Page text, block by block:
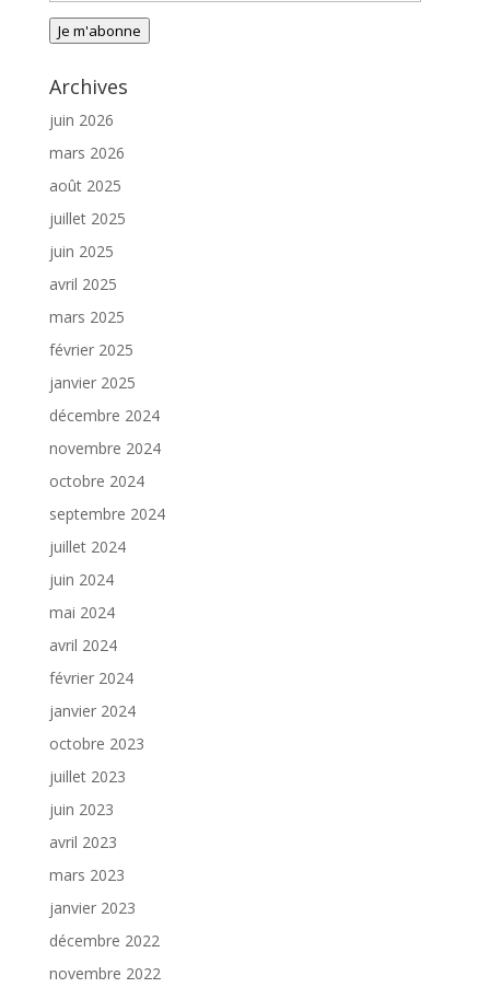
e-
mail
Je m'abonne
Archives
juin 2026
mars 2026
août 2025
juillet 2025
juin 2025
avril 2025
mars 2025
février 2025
janvier 2025
décembre 2024
novembre 2024
octobre 2024
septembre 2024
juillet 2024
juin 2024
mai 2024
avril 2024
février 2024
janvier 2024
octobre 2023
juillet 2023
juin 2023
avril 2023
mars 2023
janvier 2023
décembre 2022
novembre 2022